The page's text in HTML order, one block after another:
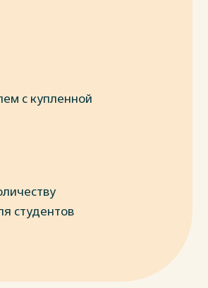
с купленной
студентов